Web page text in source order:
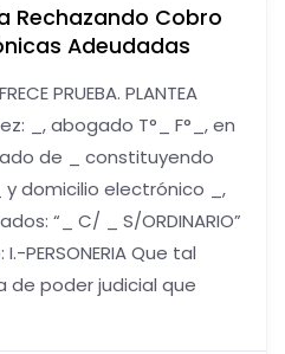
Rechazando Cobro
Adeudadas
PRUEBA. PLANTEA
_, abogado T°_ F°_, en
de _ constituyendo
domicilio electrónico _,
“_ C/ _ S/ORDINARIO”
PERSONERIA Que tal
de poder judicial que